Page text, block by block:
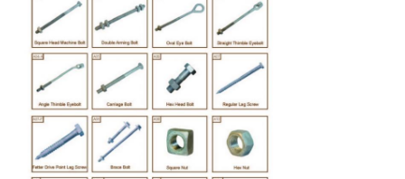
Por favor, nos permite saber el tamaño,
cantidad, material o grado, superficie, Si es
especial y productos no estándar, por favor,
proporcione el dibujo o fotos